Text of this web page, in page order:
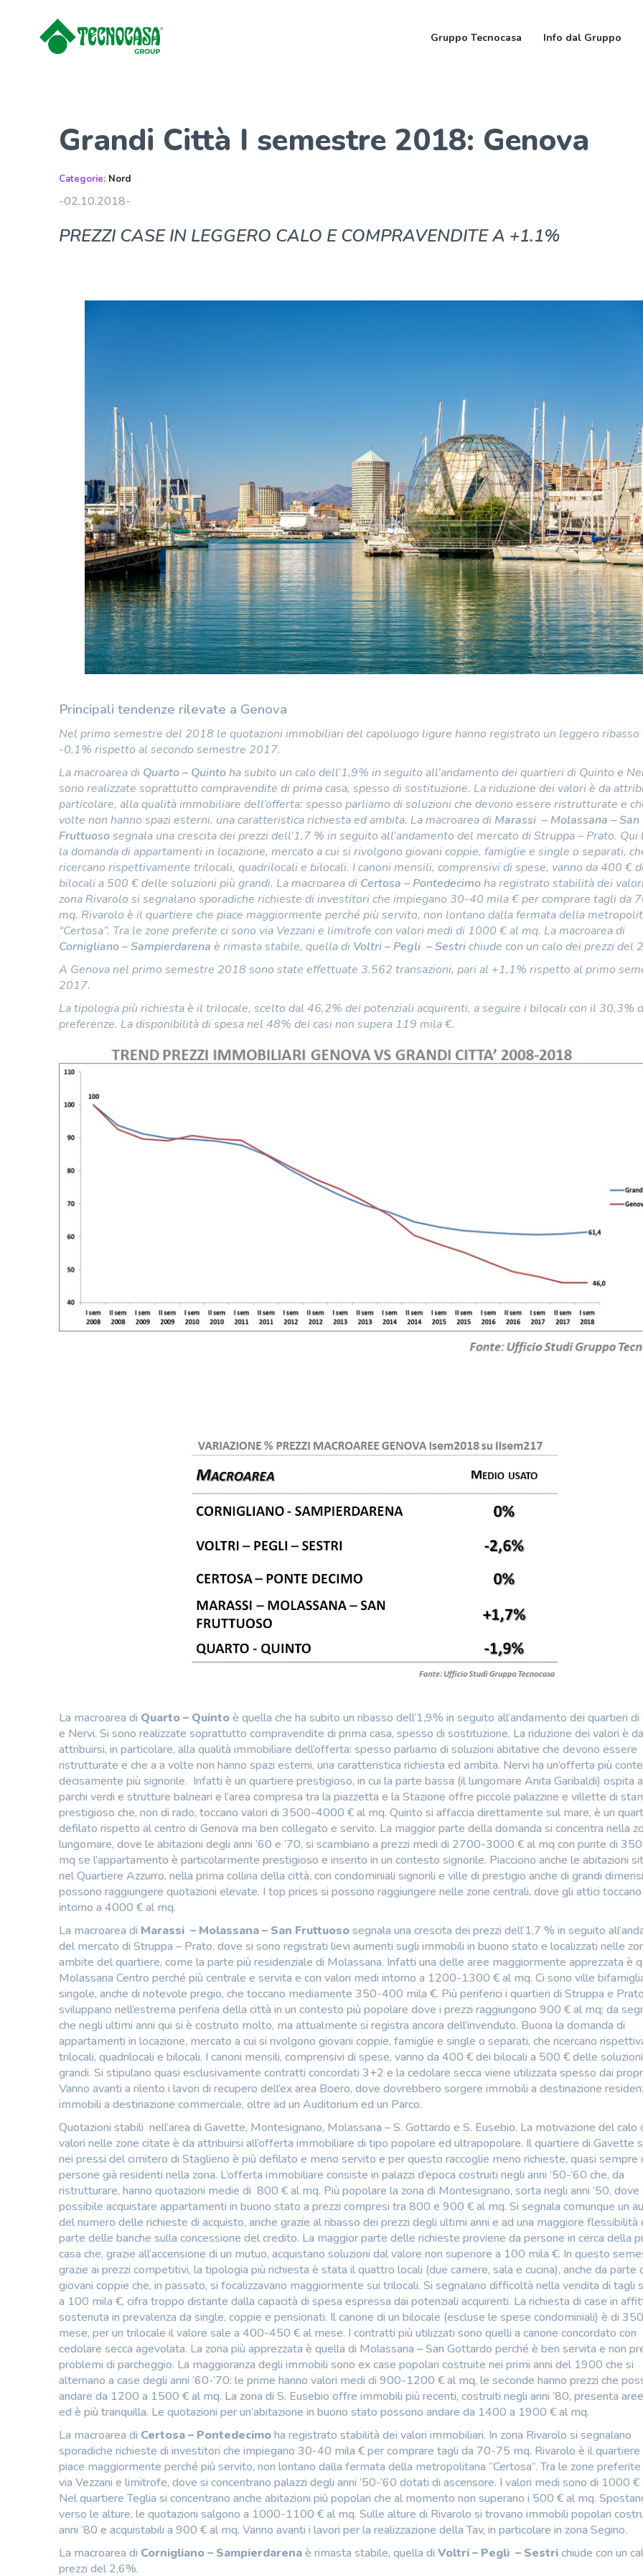
Gruppo Tecnocasa Info dal Gruppo
Grandi Città I semestre 2018: Genova
Categorie: Nord
-02.10.2018-
PREZZI CASE IN LEGGERO CALO E COMPRAVENDITE A +1.1%
Principali tendenze rilevate a Genova
Nel primo semestre del 2018 le quotazioni immobiliari del capoluogo ligure hanno registrato un leggero ribasso
-0,1% rispetto al secondo semestre 2017.
La macroarea di Quarto – Quintoha subito un calo dell’1,9% in seguito all’andamento dei quartieri di Quinto e
sono realizzate soprattutto compravendite di prima casa, spesso di sostituzione. La riduzione dei valori è da
particolare, alla qualità immobiliare dell’offerta: spesso parliamo di soluzioni che devono essere ristrutturate e
volte non hanno spazi esterni, una caratteristica richiesta ed ambita. La macroarea di Marassi – Molassana – San
Fruttuososegnala una crescita dei prezzi dell’1,7 % in seguito all’andamento del mercato di Struppa – Prato. Qui
la domanda di appartamenti in locazione, mercato a cui si rivolgono giovani coppie, famiglie e single o separati,
ricercano rispettivamente trilocali, quadrilocali e bilocali. I canoni mensili, comprensivi di spese, vanno da 400 €
bilocali a 500 € delle soluzioni più grandi. La macroarea di Certosa – Pontedecimoha registrato stabilità dei
zona Rivarolo si segnalano sporadiche richieste di investitori che impiegano 30-40 mila € per comprare tagli da
mq. Rivarolo è il quartiere che piace maggiormente perché più servito, non lontano dalla fermata della
“Certosa”. Tra le zone preferite ci sono via Vezzani e limitrofe con valori medi di 1000 € al mq. La macroarea di
Cornigliano – Sampierdarena è rimasta stabile, quella di Voltri – Pegli – Sestrichiude con un calo dei prezzi del
A Genova nel primo semestre 2018 sono state effettuate 3.562 transazioni, pari al +1,1% rispetto al primo
2017.
La tipologia più richiesta è il trilocale, scelto dal 46,2% dei potenziali acquirenti, a seguire i bilocali con il 30,3%
preferenze. La disponibilità di spesa nel 48% dei casi non supera 119 mila €.
La macroarea di Quarto – Quintoè quella che ha subito un ribasso dell’1,9% in seguito all’andamento dei quartieri di
e Nervi. Si sono realizzate soprattutto compravendite di prima casa, spesso di sostituzione. La riduzione dei valori è da
attribuirsi, in particolare, alla qualità immobiliare dell’offerta: spesso parliamo di soluzioni abitative che devono essere
ristrutturate e che a a volte non hanno spazi esterni, una caratteristica richiesta ed ambita. Nervi ha un’offerta più
decisamente più signorile. Infatti è un quartiere prestigioso, in cui la parte bassa (il lungomare Anita Garibaldi) ospita
parchi verdi e strutture balneari e l’area compresa tra la piazzetta e la Stazione offre piccole palazzine e villette di
prestigioso che, non di rado, toccano valori di 3500-4000 € al mq. Quinto si affaccia direttamente sul mare, è un
defilato rispetto al centro di Genova ma ben collegato e servito. La maggior parte della domanda si concentra nella
lungomare, dove le abitazioni degli anni ’60 e ’70, si scambiano a prezzi medi di 2700-3000 € al mq con punte di
mq se l’appartamento è particolarmente prestigioso e inserito in un contesto signorile. Piacciono anche le abitazioni
nel Quartiere Azzurro, nella prima collina della città, con condominiali signorili e ville di prestigio anche di grandi
possono raggiungere quotazioni elevate. I top prices si possono raggiungere nelle zone centrali, dove gli attici
intorno a 4000 € al mq.
La macroarea di Marassi – Molassana – San Fruttuososegnala una crescita dei prezzi dell’1,7 % in seguito
del mercato di Struppa – Prato, dove si sono registrati lievi aumenti sugli immobili in buono stato e localizzati nelle
ambite del quartiere, come la parte più residenziale di Molassana. Infatti una delle aree maggiormente apprezzata è
Molassana Centro perché più centrale e servita e con valori medi intorno a 1200-1300 € al mq. Ci sono ville
singole, anche di notevole pregio, che toccano mediamente 350-400 mila €. Più periferici i quartieri di Struppa e
sviluppano nell’estrema periferia della città in un contesto più popolare dove i prezzi raggiungono 900 € al mq; da
che negli ultimi anni qui si è costruito molto, ma attualmente si registra ancora dell’invenduto. Buona la domanda di
appartamenti in locazione, mercato a cui si rivolgono giovani coppie, famiglie e single o separati, che ricercano
trilocali, quadrilocali e bilocali. I canoni mensili, comprensivi di spese, vanno da 400 € dei bilocali a 500 € delle
grandi. Si stipulano quasi esclusivamente contratti concordati 3+2 e la cedolare secca viene utilizzata spesso dai
Vanno avanti a rilento i lavori di recupero dell’ex area Boero, dove dovrebbero sorgere immobili a destinazione
immobili a destinazione commerciale, oltre ad un Auditorium ed un Parco.
Quotazioni stabili nell’area di Gavette, Montesignano, Molassana – S. Gottardo e S. Eusebio. La motivazione del calo
valori nelle zone citate è da attribuirsi all’offerta immobiliare di tipo popolare ed ultrapopolare. Il quartiere di Gavette
nei pressi del cimitero di Staglieno è più defilato e meno servito e per questo raccoglie meno richieste, quasi sempre
persone già residenti nella zona. L’offerta immobiliare consiste in palazzi d’epoca costruiti negli anni ’50-’60 che, da
ristrutturare, hanno quotazioni medie di 800 € al mq. Più popolare la zona di Montesignano, sorta negli anni ’50, dove
possibile acquistare appartamenti in buono stato a prezzi compresi tra 800 e 900 € al mq. Si segnala comunque un
del numero delle richieste di acquisto, anche grazie al ribasso dei prezzi degli ultimi anni e ad una maggiore flessibilità
parte delle banche sulla concessione del credito. La maggior parte delle richieste proviene da persone in cerca della
casa che, grazie all’accensione di un mutuo, acquistano soluzioni dal valore non superiore a 100 mila €. In questo
grazie ai prezzi competitivi, la tipologia più richiesta è stata il quattro locali (due camere, sala e cucina), anche da parte
giovani coppie che, in passato, si focalizzavano maggiormente sui trilocali. Si segnalano difficoltà nella vendita di tagli
a 100 mila €, cifra troppo distante dalla capacità di spesa espressa dai potenziali acquirenti. La richiesta di case in
sostenuta in prevalenza da single, coppie e pensionati. Il canone di un bilocale (escluse le spese condominiali) è di
mese, per un trilocale il valore sale a 400-450 € al mese. I contratti più utilizzati sono quelli a canone concordato con
cedolare secca agevolata. La zona più apprezzata è quella di Molassana – San Gottardo perché è ben servita e non
problemi di parcheggio. La maggioranza degli immobili sono ex case popolari costruite nei primi anni del 1900 che si
alternano a case degli anni ’60-’70: le prime hanno valori medi di 900-1200 € al mq, le seconde hanno prezzi che
andare da 1200 a 1500 € al mq. La zona di S. Eusebio offre immobili più recenti, costruiti negli anni ’80, presenta
ed è più tranquilla. Le quotazioni per un’abitazione in buono stato possono andare da 1400 a 1900 € al mq.
La macroarea di Certosa – Pontedecimoha registrato stabilità dei valori immobiliari. In zona Rivarolo si segnalano
sporadiche richieste di investitori che impiegano 30-40 mila € per comprare tagli da 70-75 mq. Rivarolo è il quartiere
piace maggiormente perché più servito, non lontano dalla fermata della metropolitana “Certosa”. Tra le zone preferite
via Vezzani e limitrofe, dove si concentrano palazzi degli anni ’50-’60 dotati di ascensore. I valori medi sono di 1000 €
Nel quartiere Teglia si concentrano anche abitazioni più popolari che al momento non superano i 500 € al mq.
verso le alture, le quotazioni salgono a 1000-1100 € al mq. Sulle alture di Rivarolo si trovano immobili popolari
anni ’80 e acquistabili a 900 € al mq. Vanno avanti i lavori per la realizzazione della Tav, in particolare in zona Segino.
La macroarea di Cornigliano – Sampierdarenaè rimasta stabile, quella di Voltri – Pegli – Sestrichiude con un
prezzi del 2,6%.